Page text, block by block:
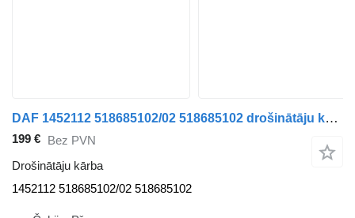
DAF 1452112 518685102/02 518685102 drošinātāju kārba paredzēts DAF 95 XF vilcēja
199 € Bez PVN
Drošinātāju kārba
1452112 518685102/02 518685102